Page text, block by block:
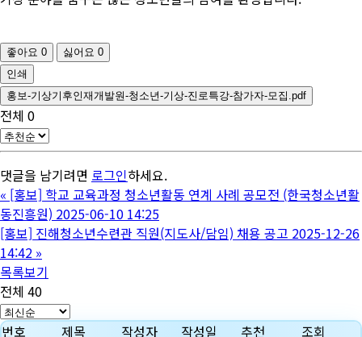
좋아요 0 싫어요 0
인쇄
홍보-기상기후인재개발원-청소년-기상-진로특강-참가자-모집.pdf
전체 0
댓글을 남기려면 로그인하세요.
« [홍보] 학교 교육과정 청소년활동 연계 사례 공모전 (한국청소년활
동진흥원) 2025-06-10 14:25
[홍보] 진해청소년수련관 직원(지도사/담임) 채용 공고 2025-12-26
14:42 »
목록보기
전체 40
번호 제목 작성자 작성일 추천 조회